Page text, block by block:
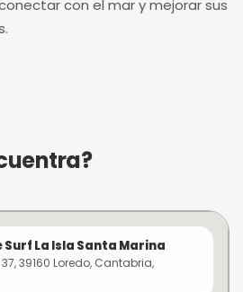
con el mar y mejorar sus
Surf La Isla Santa Marina
39160 Loredo, Cantabria,